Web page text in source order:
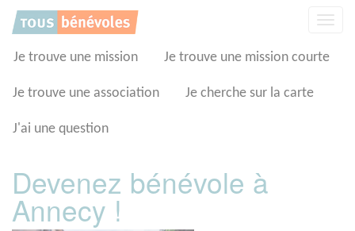
Je trouve une mission Je trouve une mission courte
Je trouve une association Je cherche sur la carte
J'ai une question
Devenez bénévole à
Annecy !
Panneau de gestion des cookies